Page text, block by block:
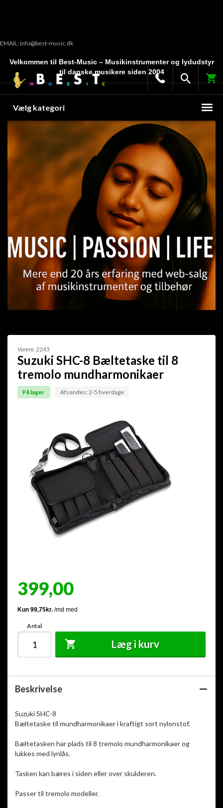
EMAIL: info@best-music.dk
Velkommen til Best-Music – Musikinstrumenter og lydudstyr
til danske musikere siden 2004
Vælg kategori
Varenr. 2245
Suzuki SHC-8 Bæltetaske til 8
tremolo mundharmonikaer
På lager Afsendes: 2-5 hverdage
399,00
Antal
Læg i kurv
Beskrivelse
Suzuki SHC-8
Bæltetaske til mundharmonikaer i kraftigt sort nylonstof.
Bæltetasken har plads til 8 tremolo mundharmonikaer og
lukkes med lynlås.
Tasken kan bæres i siden eller over skulderen.
Passer til tremolo modeller.